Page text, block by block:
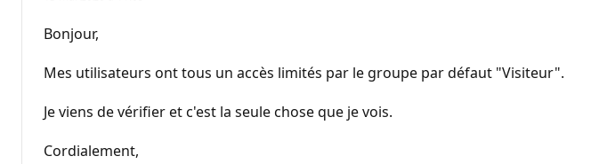
Bonjour,
Mes utilisateurs ont tous un accès limités par le groupe par défaut "Visiteur".
Je viens de vérifier et c'est la seule chose que je vois.
Cordialement,